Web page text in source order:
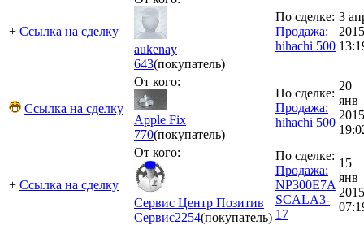
+ Ссылка на сделку
aukenay
643(покупатель)
По сделке:
Продажа:
hihachi 500
3
2015
Ссылка на сделку
От кого:
Apple Fix
770(покупатель)
По сделке:
Продажа:
hihachi 500
20
янв
2015
+ Ссылка на сделку
От кого:
Сервис Центр Позитив
Сервис2254(покупатель)
По сделке:
Продажа:
NP300E7A
SCALA3-
17
15
янв
2015